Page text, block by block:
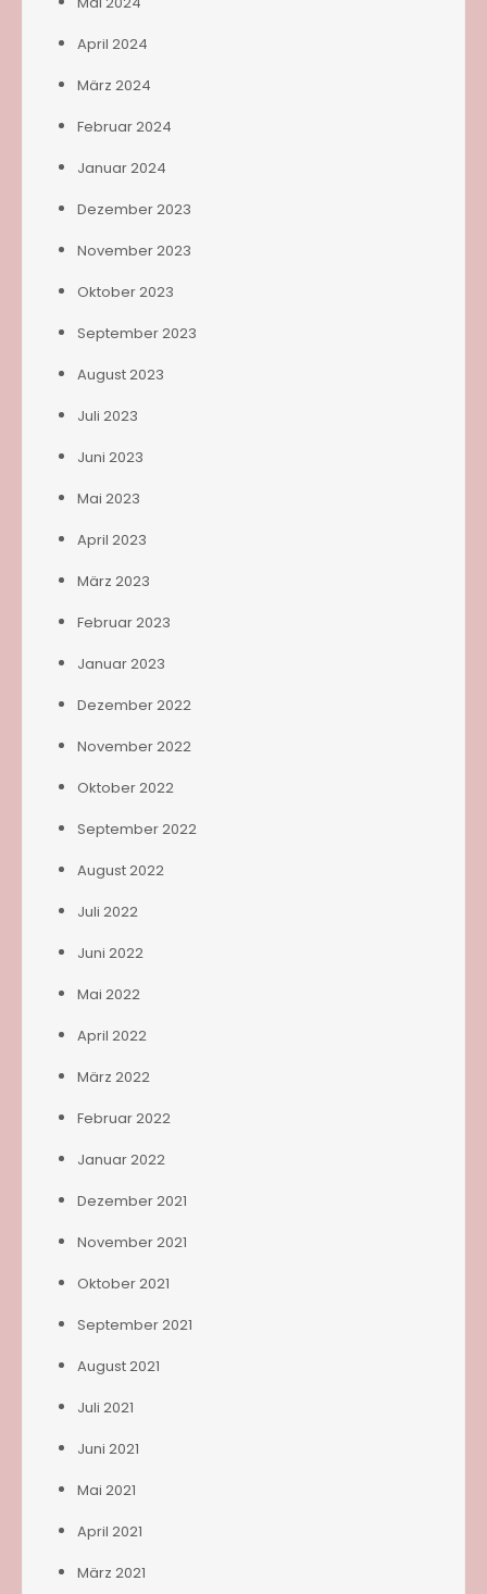
April 2024
März 2024
Februar 2024
Januar 2024
Dezember 2023
November 2023
Oktober 2023
September 2023
August 2023
Juli 2023
Juni 2023
Mai 2023
April 2023
März 2023
Februar 2023
Januar 2023
Dezember 2022
November 2022
Oktober 2022
September 2022
August 2022
Juli 2022
Juni 2022
Mai 2022
April 2022
März 2022
Februar 2022
Januar 2022
Dezember 2021
November 2021
Oktober 2021
September 2021
August 2021
Juli 2021
Juni 2021
Mai 2021
April 2021
März 2021